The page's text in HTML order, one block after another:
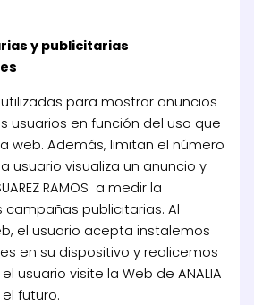
y publicitarias
para mostrar anuncios
usuarios en función del uso que
web. Además, limitan el número
usuario visualiza un anuncio y
RAMOS a medir la
publicitarias. Al
el usuario acepta instalemos
en su dispositivo y realicemos
usuario visite la Web de ANALIA
el futuro.